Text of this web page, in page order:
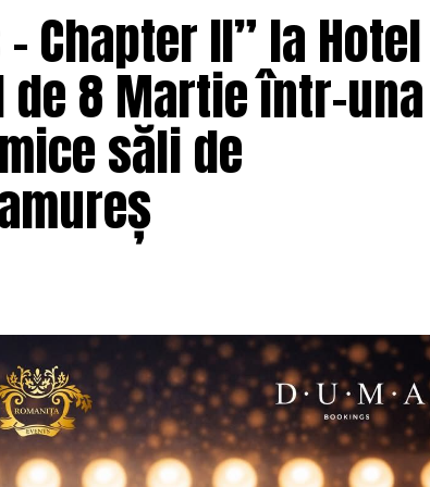
Antreprenoare.ro,
a pus aceeași întrebare de mai
această comunitate: de ce atât de multe femei
conversațiile publice relevante pentru
mai degrabă lipsa de permisiune față de sine și
personal dificil, ca răspuns la întrebări
și a ajuns astăzi una dintre cele mai mari
cu prezență fizică în mai multe orașe, inclusiv
Chapter II” la Hotel
8 Martie într-una
săli de